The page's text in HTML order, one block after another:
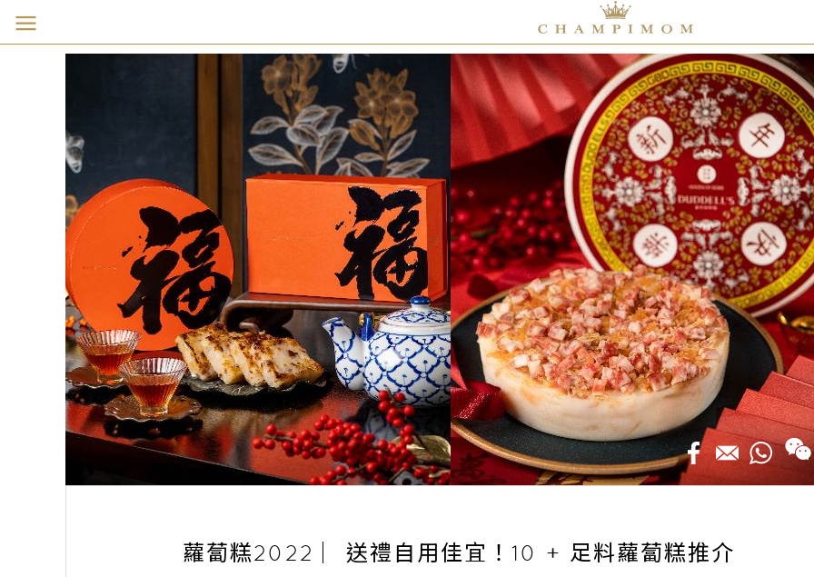
蘿蔔糕2022 ︳送禮自用佳宜！10 + 足料蘿蔔糕推介